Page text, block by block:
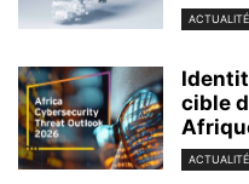
ACTUALITÉ
cible
ACTUALITÉ